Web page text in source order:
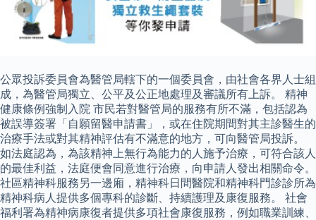
公眾投訴委員會為醫管局轄下的一個委員會，由社會各界人士組
成，為醫管局獨立、公平及公正地處理及審議所有上訴。 精神
健康條例強制入院 市民若對醫管局的服務有所不滿，包括認為
被誤導簽署「自願留醫申請書」，或在住院期間對其主診醫生的
治療手法或對其精神評估有不滿意的地方，可向醫管局投訴。
如法庭認為，為該精神上無行為能力的人施予治療，可符合該人
的最佳利益，法庭便會同意進行治療，向申請人發出相關命令。
社區精神科服務另一邊廂，精神科日間醫院和精神科門診診所為
精神科病人提供多個專科的診斷、持續護理及康復服務。 社會
福利署為精神病康復者提供多項社會康復服務，例如職業訓練、